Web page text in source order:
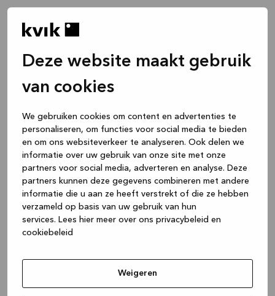
Deze website maakt gebruik
van cookies
We gebruiken cookies om content en advertenties te
personaliseren, om functies voor social media te bieden
en om ons websiteverkeer te analyseren. Ook delen we
informatie over uw gebruik van onze site met onze
partners voor social media, adverteren en analyse. Deze
partners kunnen deze gegevens combineren met andere
informatie die u aan ze heeft verstrekt of die ze hebben
verzameld op basis van uw gebruik van hun
services. Lees hier meer over ons privacybeleid en
cookiebeleid
Weigeren
(see the browser console for more
information).